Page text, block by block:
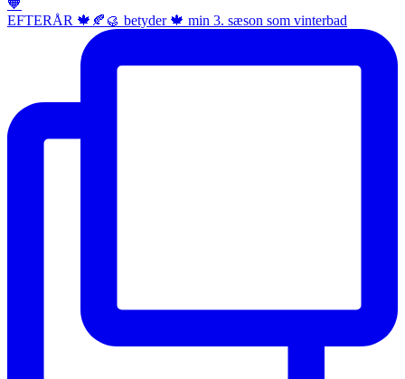
EFTERÅR 🍁🍂🥮 betyder 🍁 min 3. sæson som vinterbad